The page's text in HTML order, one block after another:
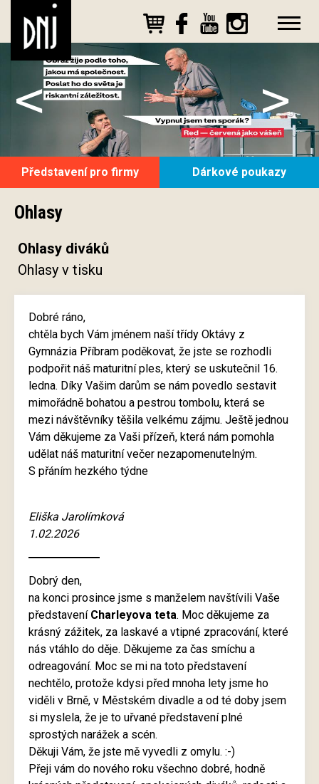
< >
Představení pro firmy Dárkové poukazy
Ohlasy
Ohlasy diváků
Ohlasy v tisku
Dobré ráno,
chtěla bych Vám jménem naší třídy Oktávy z
Gymnázia Příbram poděkovat, že jste se rozhodli
podpořit náš maturitní ples, který se uskutečnil 16.
ledna. Díky Vašim darům se nám povedlo sestavit
mimořádně bohatou a pestrou tombolu, která se
mezi návštěvníky těšila velkému zájmu. Ještě jednou
Vám děkujeme za Vaši přízeň, která nám pomohla
udělat náš maturitní večer nezapomenutelným.
S přáním hezkého týdne
Eliška Jarolímková
1.02.2026
Dobrý den,
na konci prosince jsme s manželem navštívili Vaše
představení Charleyova teta. Moc děkujeme za
krásný zážitek, za laskavé a vtipné zpracování, které
nás vtáhlo do děje. Děkujeme za čas smíchu a
odreagování. Moc se mi na toto představení
nechtělo, protože kdysi před mnoha lety jsme ho
viděli v Brně, v Městském divadle a od té doby jsem
si myslela, že je to uřvané představení plné
sprostých narážek a scén.
Děkuji Vám, že jste mě vyvedli z omylu. :-)
Přeji vám do nového roku všechno dobré, hodně